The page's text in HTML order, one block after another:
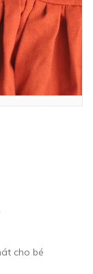
cho bé